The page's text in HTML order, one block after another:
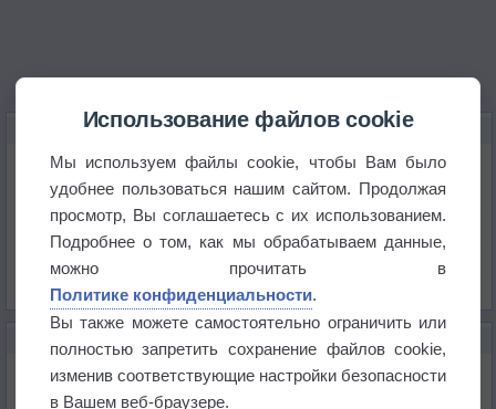
КАРТЫ ПОГОДЫ В СЕРЕМБАНЕ
Температура
Давление
Осадки
Список всех карт
Приложение построит маршрут через тень
Использование файлов cookie
Мы используем файлы cookie, чтобы Вам было
удобнее пользоваться нашим сайтом. Продолжая
просмотр, Вы соглашаетесь с их использованием.
Подробнее о том, как мы обрабатываем данные,
можно прочитать в
Политике конфиденциальности.
Вы также можете самостоятельно ограничить или
полностью запретить сохранение файлов cookie,
изменив соответствующие настройки безопасности
в Вашем веб-браузере.